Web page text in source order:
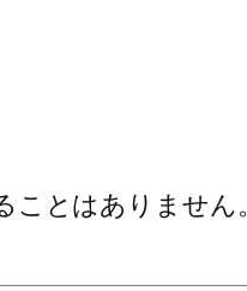
とはありません。